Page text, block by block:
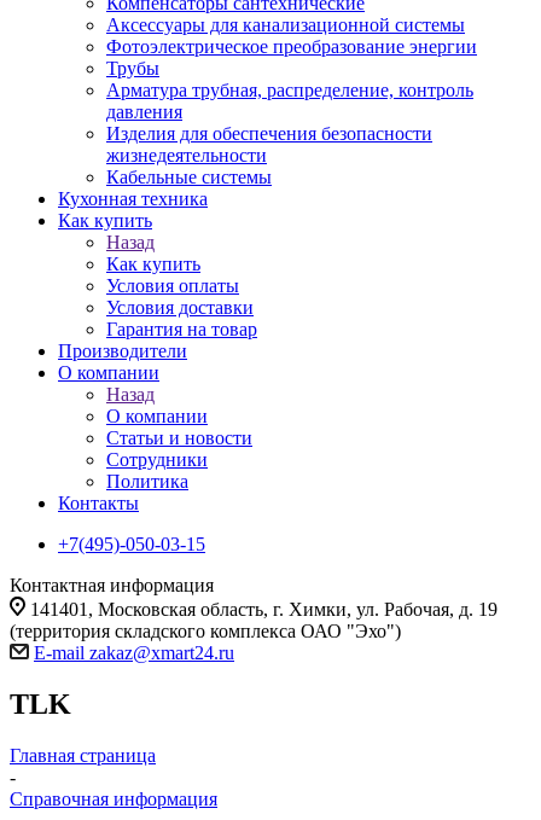
Аксессуары для канализационной системы
Фотоэлектрическое преобразование энергии
Трубы
Арматура трубная, распределение, контроль
давления
Изделия для обеспечения безопасности
жизнедеятельности
Кабельные системы
Кухонная техника
Как купить
Назад
Как купить
Условия оплаты
Условия доставки
Гарантия на товар
Производители
О компании
Назад
О компании
Статьи и новости
Сотрудники
Политика
Контакты
+7(495)-050-03-15
Контактная информация
141401, Московская область, г. Химки, ул. Рабочая, д. 19
(территория складского комплекса ОАО "Эхо")
E-mail zakaz@xmart24.ru
TLK
Главная страница
-
Справочная информация